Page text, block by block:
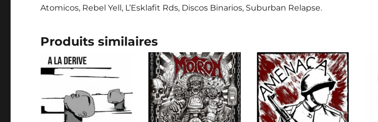
Atomicos, Rebel Yell, L’Esklafit Rds, Discos Binarios, Suburban Relapse.
Produits similaires